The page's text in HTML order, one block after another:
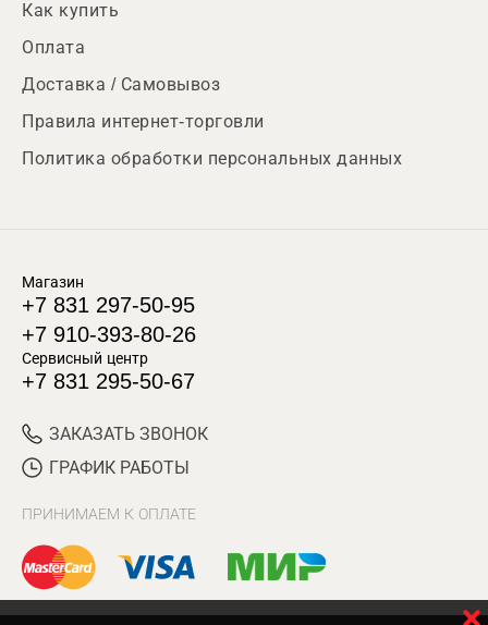
Как купить
Оплата
Доставка / Самовывоз
Правила интернет-торговли
Политика обработки персональных данных
Магазин
+7 831 297-50-95
+7 910-393-80-26
Сервисный центр
+7 831 295-50-67
ЗАКАЗАТЬ ЗВОНОК
ГРАФИК РАБОТЫ
ПРИНИМАЕМ К ОПЛАТЕ